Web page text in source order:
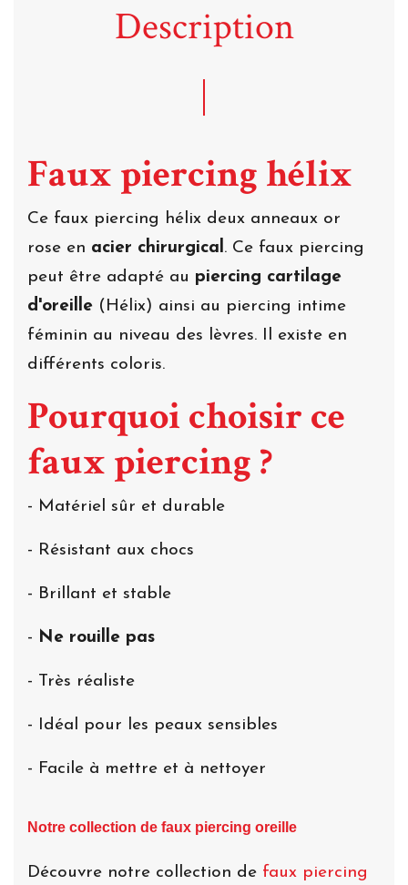
Description
Faux piercing hélix
Ce faux piercing hélix deux anneaux or
rose en acier chirurgical . Ce faux piercing
peut être adapté au piercing cartilage
d'oreille (Hélix) ainsi au piercing intime
féminin au niveau des lèvres. Il existe en
différents coloris.
Pourquoi choisir ce
faux piercing ?
- Matériel sûr et durable
- Résistant aux chocs
- Brillant et stable
- Ne rouille pas
- Très réaliste
- Idéal pour les peaux sensibles
- Facile à mettre et à nettoyer
Notre collection de faux piercing oreille
Découvre notre collection de faux piercing